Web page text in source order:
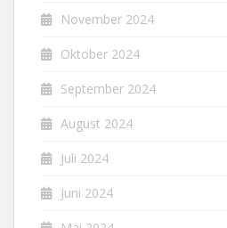
November 2024
Oktober 2024
September 2024
August 2024
Juli 2024
Juni 2024